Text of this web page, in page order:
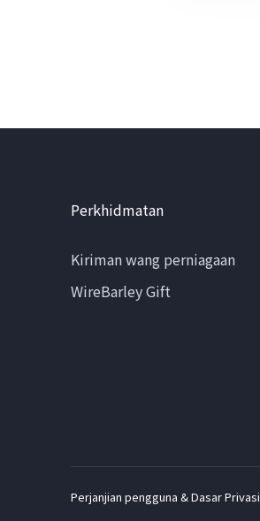
Perkhidmatan
Kiriman wang perniagaan
WireBarley Gift
Perjanjian pengguna & Dasar Privasi